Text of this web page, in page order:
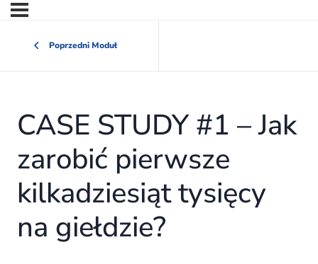
Poprzedni Moduł
CASE STUDY #1 – Jak
zarobić pierwsze
kilkadziesiąt tysięcy
na giełdzie?